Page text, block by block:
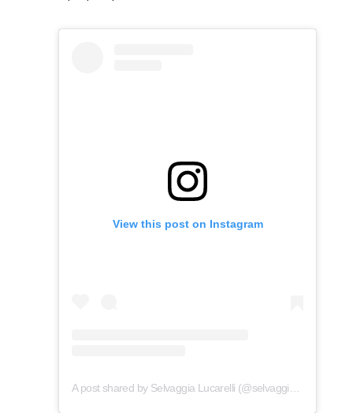
View this post on Instagram